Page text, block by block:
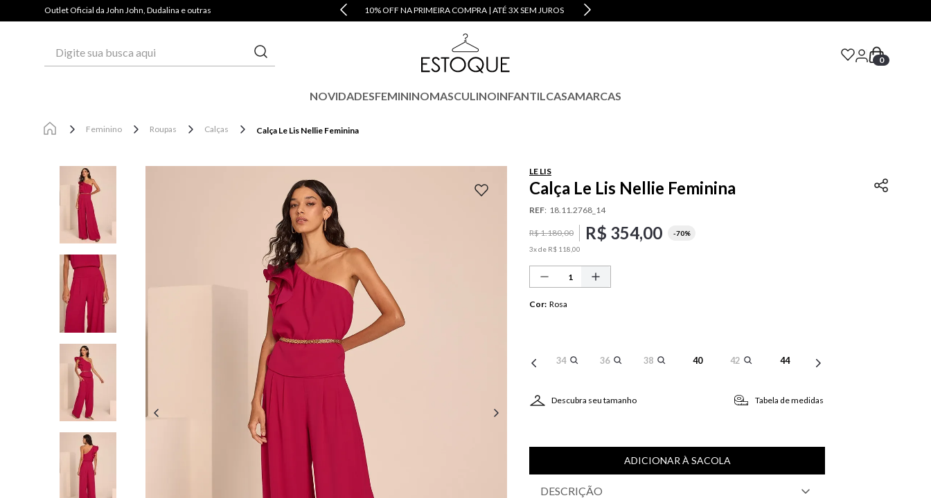
Outlet Oficial da John John, Dudalina e outrasPAGUE COM PIX E GANHE 3% OFF* 10% OFF NA PRIMEIRA COMPRA | ATÉ 3X SEM JUROS
0
NOVIDADESFEMININOMASCULINOINFANTILCASAMARCAS
Feminino Roupas Calças Calça Le Lis Nellie Feminina
LE LIS
Calça Le Lis Nellie Feminina
REF: 18.11.2768_14
R$1.180,00 R$ 354,00 -70%
3x de R$ 118 00
Cor: Rosa
34 36 38 40 42 44
Descubra seu tamanho Tabela de medidas
ADICIONAR À SACOLA
DESCRIÇÃO